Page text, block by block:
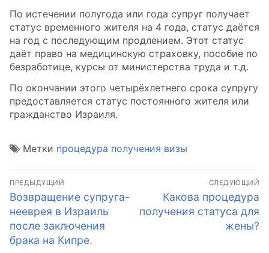
По истечении полугода или года супруг получает
статус временного жителя на 4 года, статус даётся
на год с последующим продлением. Этот статус
даёт право на медицинскую страховку, пособие по
безработице, курсы от министерства труда и т.д.
По окончании этого четырёхлетнего срока супругу
предоставляется статус постоянного жителя или
гражданство Израиля.
Метки процедура получения визы
Навигация
по
записям
ПРЕДЫДУЩИЙ
Предыдущая
запись:
Возвращение супруга-
нееврея в Израиль
после заключения
брака на Кипре.
СЛЕДУЮЩИЙ
Следующая
запись:
Какова процедура
получения статуса для
жены?